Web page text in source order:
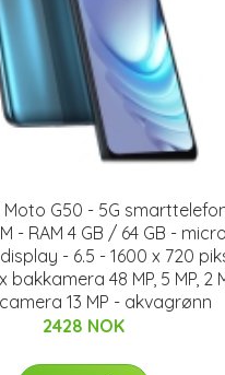
G50 - 5G
- RAM 4 GB / 64 GB -
- 6.5 - 1600 x 720
bakkamera 48 MP, 5 MP, 2
13 MP - akvagrønn
2428 NOK